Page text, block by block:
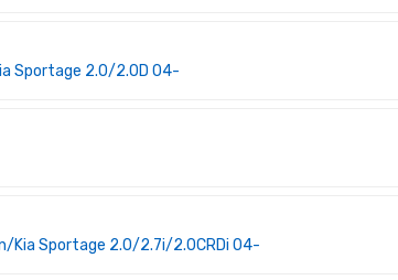
Sportage 2.0/2.0D 04-
Kia Sportage 2.0/2.7i/2.0CRDi 04-